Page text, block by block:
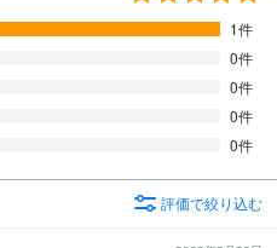
1件
0件
0件
0件
0件
評価で絞り込む